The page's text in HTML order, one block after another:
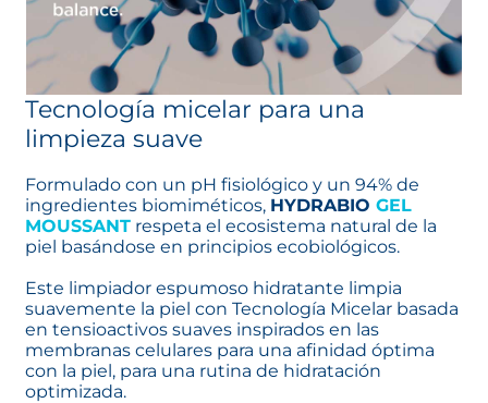
Tecnología micelar para una
limpieza suave
Formulado con un pH fisiológico y un 94% de
ingredientes biomiméticos, HYDRABIO GEL
MOUSSANT respeta el ecosistema natural de la
piel basándose en principios ecobiológicos.
Este limpiador espumoso hidratante limpia
suavemente la piel con Tecnología Micelar basada
en tensioactivos suaves inspirados en las
membranas celulares para una afinidad óptima
con la piel, para una rutina de hidratación
optimizada.